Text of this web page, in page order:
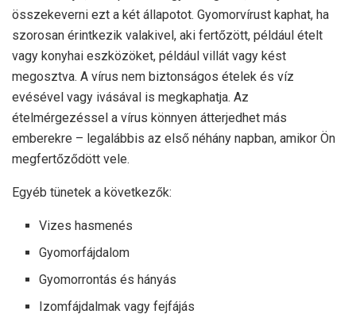
összekeverni ezt a két állapotot. Gyomorvírust kaphat, ha
szorosan érintkezik valakivel, aki fertőzött, például ételt
vagy konyhai eszközöket, például villát vagy kést
megosztva. A vírus nem biztonságos ételek és víz
evésével vagy ivásával is megkaphatja. Az
ételmérgezéssel a vírus könnyen átterjedhet más
emberekre – legalábbis az első néhány napban, amikor Ön
megfertőződött vele.
Egyéb tünetek a következők:
Vizes hasmenés
Gyomorfájdalom
Gyomorrontás és hányás
Izomfájdalmak vagy fejfájás